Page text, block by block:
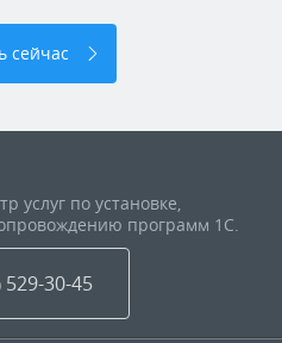
сейчас
услуг по установке,
программ 1С.
529-30-45